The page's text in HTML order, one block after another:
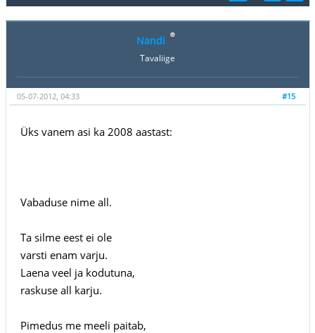
Nandi
Tavaliige
#15
05-07-2012, 04:33
Üks vanem asi ka 2008 aastast:
Vabaduse nime all.
Ta silme eest ei ole
varsti enam varju.
Laena veel ja kodutuna,
raskuse all karju.
Pimedus me meeli paitab,